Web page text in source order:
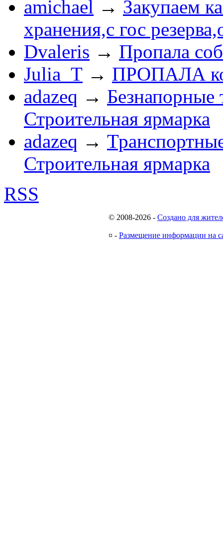
amichael → Закупаем
хранения,с гос
Dvaleris → Пропала
Julia_T → ПРОПАЛА
adazeq → Безнапорные
Строительная ярмарка
adazeq →
Строительная ярмарка
RSS
© 2008-2026 - Создано для
¤ - Размещение информации на